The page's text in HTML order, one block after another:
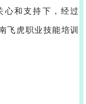
和支持下，经过
飞虎职业技能培训